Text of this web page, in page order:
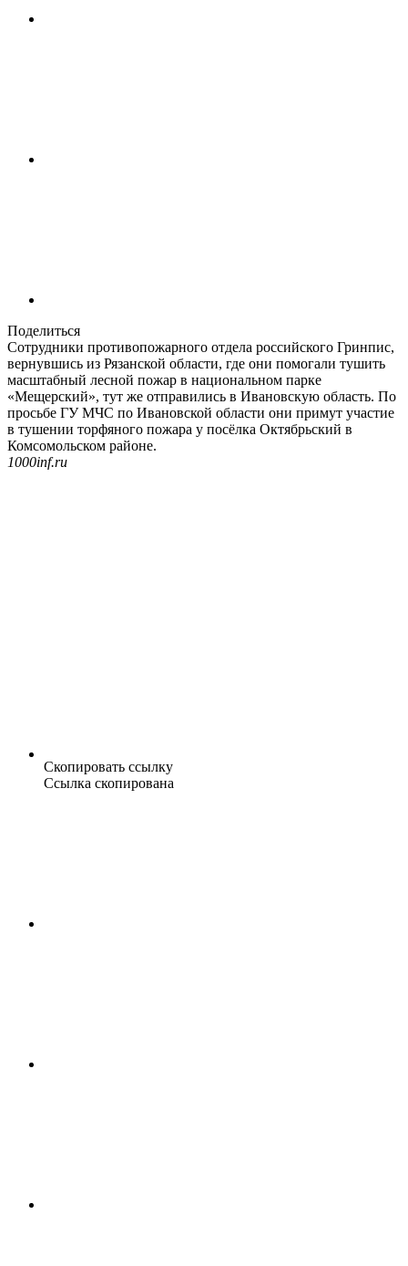
Поделиться
Сотрудники противопожарного отдела российского Гринпис,
вернувшись из Рязанской области, где они помогали тушить
масштабный лесной пожар в национальном парке
«Мещерский», тут же отправились в Ивановскую область. По
просьбе ГУ МЧС по Ивановской области они примут участие
в тушении торфяного пожара у посёлка Октябрьский в
Комсомольском районе.
1000inf.ru
Скопировать ссылку
Ссылка скопирована